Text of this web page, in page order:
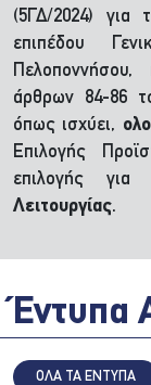
(5ΓΔ/2024) για
επιπέδου
άρθρων 84-86
όπως ισχύει,
Επιλογής
επιλογής
Λειτουργίας.
Έντυπα
ΟΛΑ ΤΑ ΕΝΤΥΠΑ